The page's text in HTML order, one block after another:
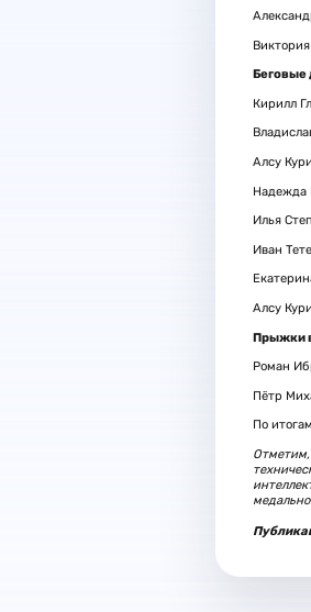
Беговые
Кирилл
Алсу
Надежда
Илья
Иван
Алсу
Прыжки
Роман
Пётр
По
Отметим,